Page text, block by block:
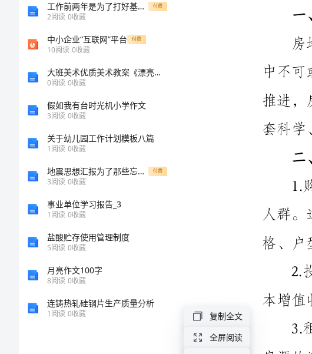
一、
工作前两年是为了打好基础职业规划 付费
2阅读 0收藏
中小企业“互联网”平台 付费
10阅读 0收藏
大班美术优质美术教案《漂亮的蚂蚁小姐》及教学反思
0阅读 0收藏
假如我有台时光机小学作文
3阅读 0收藏
关于幼儿园工作计划模板八篇
1阅读 0收藏
地震思想汇报为了那些忘却的事 付费
3阅读 0收藏
事业单位学习报告_3
1阅读 0收藏
盐酸贮存使用管理制度
5阅读 0收藏
月亮作文100字
8阅读 0收藏
连铸热轧硅钢片生产质量分析
1阅读 0收藏
格、户型等因素。
本增值收益。
房源的潜在客户。
三、竞争分析
复制全文
全屏阅读